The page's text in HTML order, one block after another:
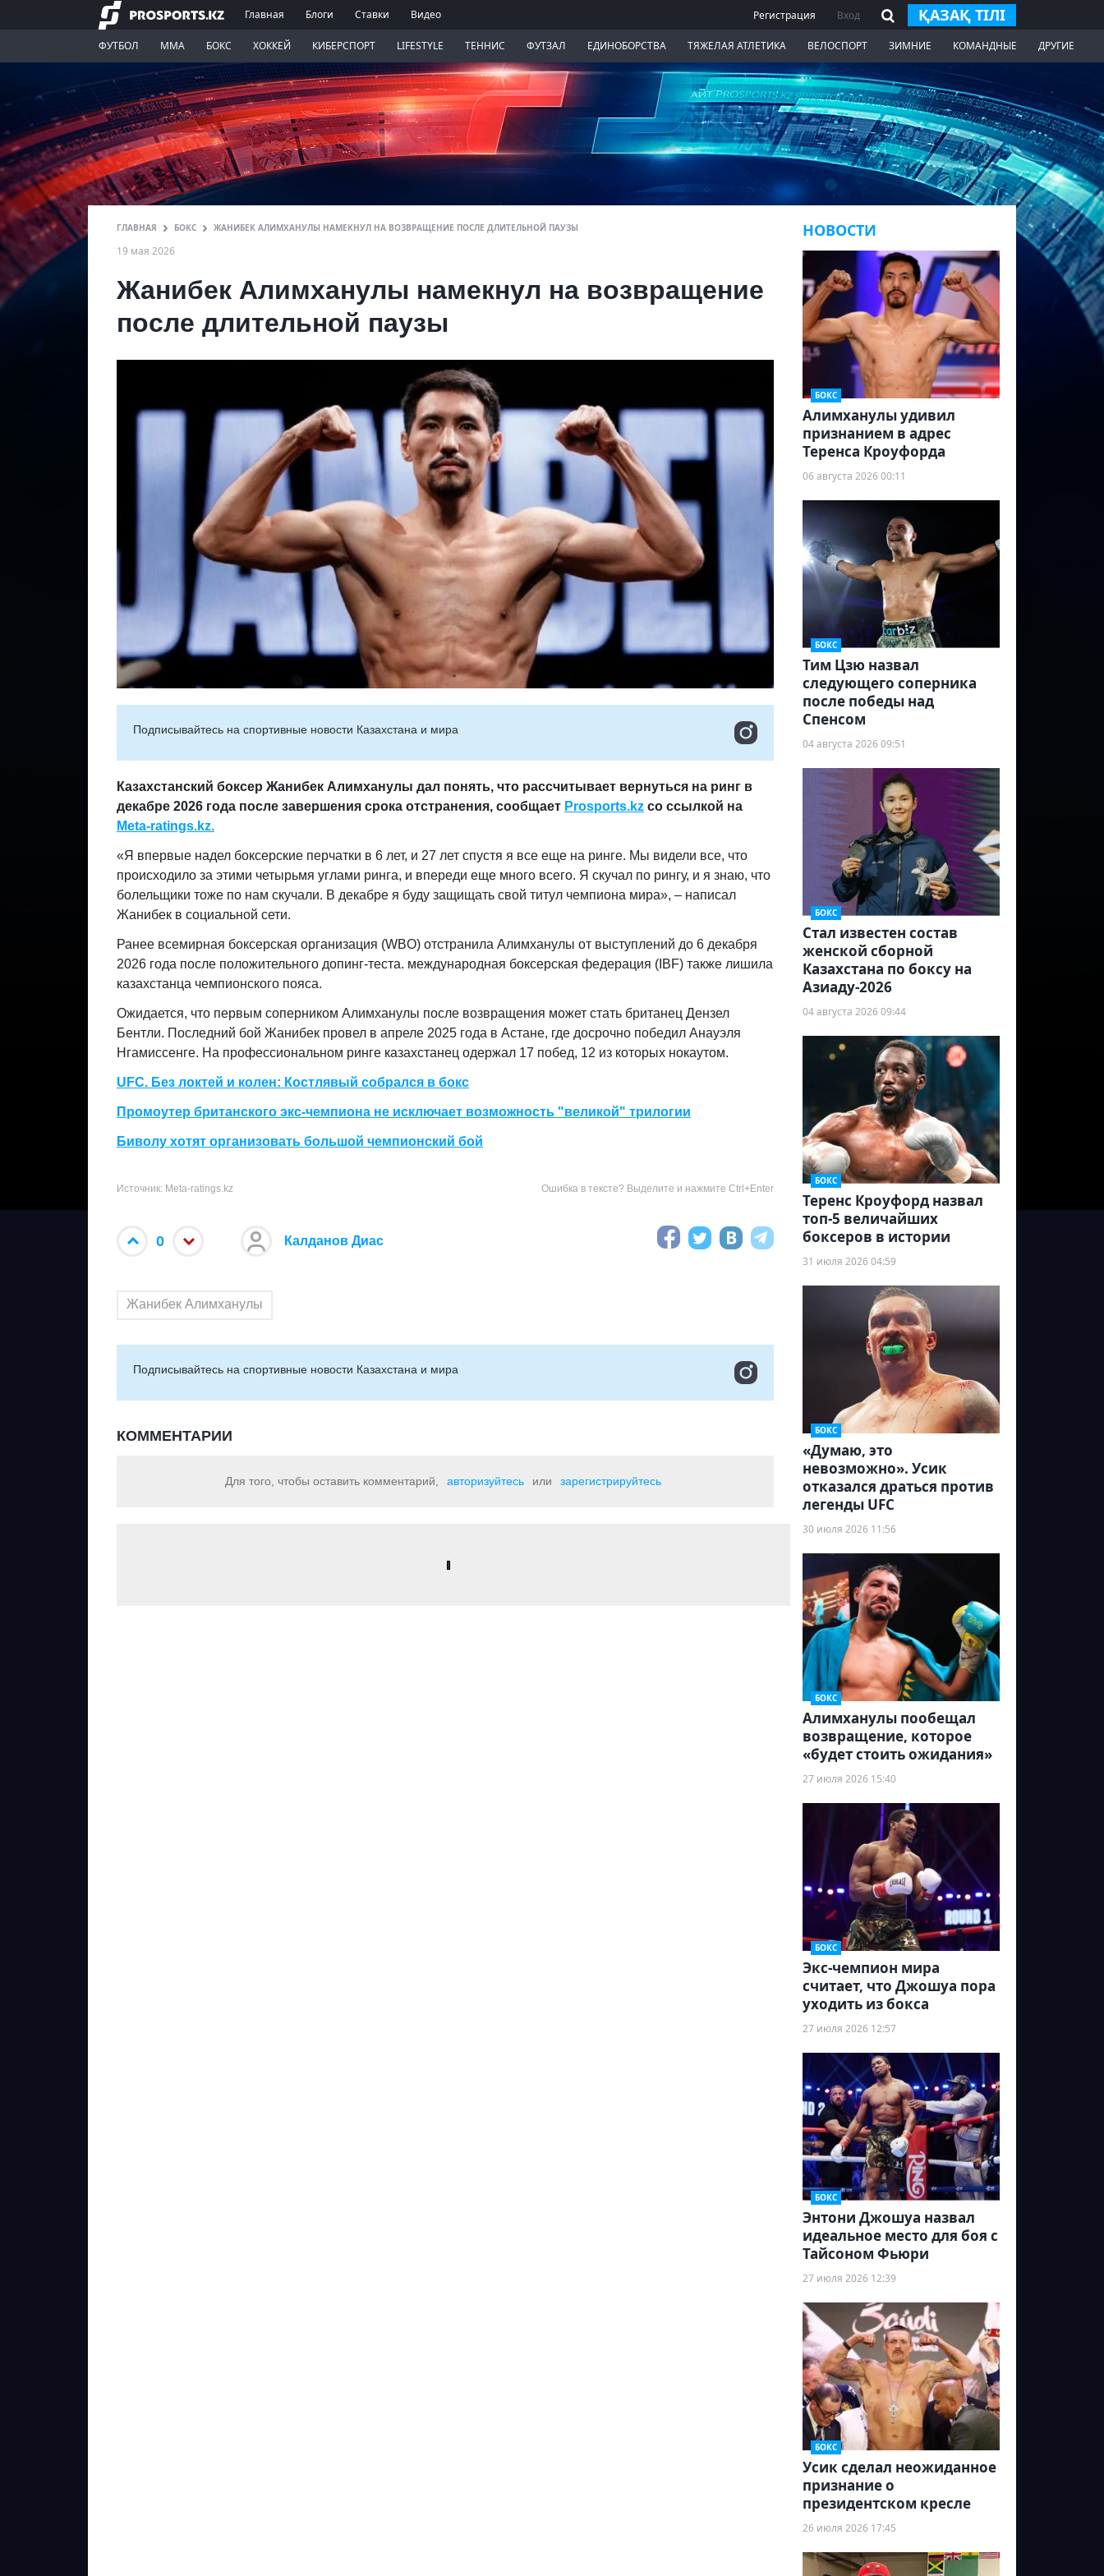
Главная Блоги Ставки Видео Регистрация Вход ҚАЗАҚ ТІЛІ
ФУТБОЛ ММА БОКС ХОККЕЙ КИБЕРСПОРТ LIFESTYLE ТЕННИС ФУТЗАЛ ЕДИНОБОРСТВА ТЯЖЕЛАЯ АТЛЕТИКА ВЕЛОСПОРТ ЗИМНИЕ КОМАНДНЫЕ ДРУГИЕ
ГЛАВНАЯ БОКС ЖАНИБЕК АЛИМХАНУЛЫ НАМЕКНУЛ НА ВОЗВРАЩЕНИЕ ПОСЛЕ ДЛИТЕЛЬНОЙ ПАУЗЫ
19 мая 2026
Жанибек Алимханулы намекнул на возвращение
после длительной паузы
Подписывайтесь на cпортивные новости Казахстана и мира
Казахстанский боксер Жанибек Алимханулы дал понять, что рассчитывает вернуться на ринг в
декабре 2026 года после завершения срока отстранения, сообщает Prosports.kz со ссылкой на
Meta-ratings.kz.
«Я впервые надел боксерские перчатки в 6 лет, и 27 лет спустя я все еще на ринге. Мы видели все, что
происходило за этими четырьмя углами ринга, и впереди еще много всего. Я скучал по рингу, и я знаю, что
болельщики тоже по нам скучали. В декабре я буду защищать свой титул чемпиона мира», – написал
Жанибек в социальной сети.
Ранее всемирная боксерская организация (WBO) отстранила Алимханулы от выступлений до 6 декабря
2026 года после положительного допинг-теста. международная боксерская федерация (IBF) также лишила
казахстанца чемпионского пояса.
Ожидается, что первым соперником Алимханулы после возвращения может стать британец Дензел
Бентли. Последний бой Жанибек провел в апреле 2025 года в Астане, где досрочно победил Анауэля
Нгамиссенге. На профессиональном ринге казахстанец одержал 17 побед, 12 из которых нокаутом.
UFC. Без локтей и колен: Костлявый собрался в бокс
Промоутер британского экс-чемпиона не исключает возможность "великой" трилогии
Биволу хотят организовать большой чемпионский бой
Источник: Meta-ratings.kz Ошибка в тексте? Выделите и нажмите Ctrl+Enter
0 Калданов Диас
Жанибек Алимханулы
Подписывайтесь на cпортивные новости Казахстана и мира
КОММЕНТАРИИ
Для того, чтобы оставить комментарий, авторизуйтесь или зарегистрируйтесь
НОВОСТИ
БОКС
Алимханулы удивил
признанием в адрес
Теренса Кроуфорда
06 августа 2026 00:11
БОКС
Тим Цзю назвал
следующего соперника
после победы над
Спенсом
04 августа 2026 09:51
БОКС
Стал известен состав
женской сборной
Казахстана по боксу на
Азиаду-2026
04 августа 2026 09:44
БОКС
Теренс Кроуфорд назвал
топ-5 величайших
боксеров в истории
31 июля 2026 04:59
БОКС
«Думаю, это
невозможно». Усик
отказался драться против
легенды UFC
30 июля 2026 11:56
БОКС
Алимханулы пообещал
возвращение, которое
«будет стоить ожидания»
27 июля 2026 15:40
БОКС
Экс-чемпион мира
считает, что Джошуа пора
уходить из бокса
27 июля 2026 12:57
БОКС
Энтони Джошуа назвал
идеальное место для боя с
Тайсоном Фьюри
27 июля 2026 12:39
БОКС
Усик сделал неожиданное
признание о
президентском кресле
26 июля 2026 17:45